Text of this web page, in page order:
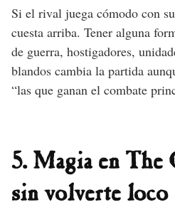
Si el rival juega cómodo con
cuesta arriba. Tener alguna
de guerra, hostigadores,
blandos cambia la partida
“las que ganan el combate
5. Magia en
sin volverte loco